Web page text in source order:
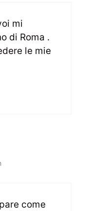
mi
di Roma .
le mie
come